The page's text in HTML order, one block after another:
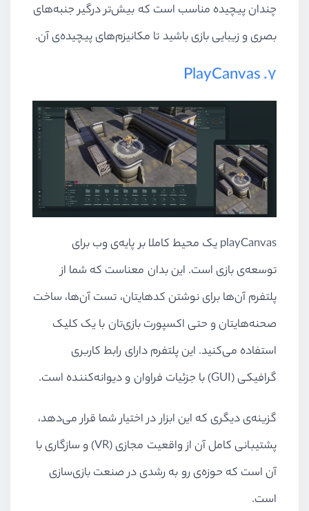
چندان پیچیده مناسب است که بیش‌تر درگیر جنبه‌های
بصری و زیبایی بازی باشید تا مکانیزم‌های پیچیده‌ی آن.
۷. PlayCanvas
playCanvas یک محیط کاملا بر پایه‌ی وب برای
توسعه‌ی بازی است. این بدان معناست که شما از
پلتفرم آن‌ها برای نوشتن کدهایتان، تست‌ آن‌ها، ساخت
صحنه‌هایتان و حتی اکسپورت بازی‌تان با یک کلیک
استفاده می‌کنید. این پلتفرم دارای رابط کاربری
گرافیکی (GUI) با جزئیات فراوان و دیوانه‌کننده است.
گزینه‌ی دیگری که این ابزار در اختیار شما قرار می‌دهد،
پشتیبانی کامل آن از واقعیت مجازی (VR) و سازگاری با
آن است که حوزه‌ی رو به رشدی در صنعت بازی‌سازی
است.